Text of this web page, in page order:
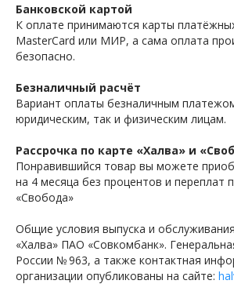
Банковской картой
К оплате принимаются карты
MasterCard или МИР, а сама оплата
безопасно.
Безналичный расчёт
Вариант оплаты безналичным
юридическим, так и физическим лицам.
Рассрочка по карте «Халва» и
Понравившийся товар вы можете
на 4 месяца без процентов и переплат
«Свобода»
Общие условия выпуска и
«Халва» ПАО «Совкомбанк».
России № 963, а также контактная
организации опубликованы на сайте: